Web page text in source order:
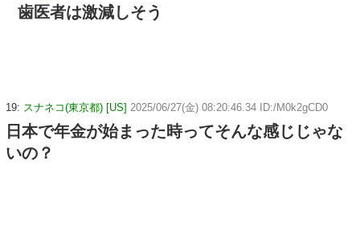
歯医者は激減しそう
19: スナネコ(東京都) [US] 2025/06/27(金) 08:20:46.34 ID:/M0k2gCD0
日本で年金が始まった時ってそんな感じじゃな
いの？